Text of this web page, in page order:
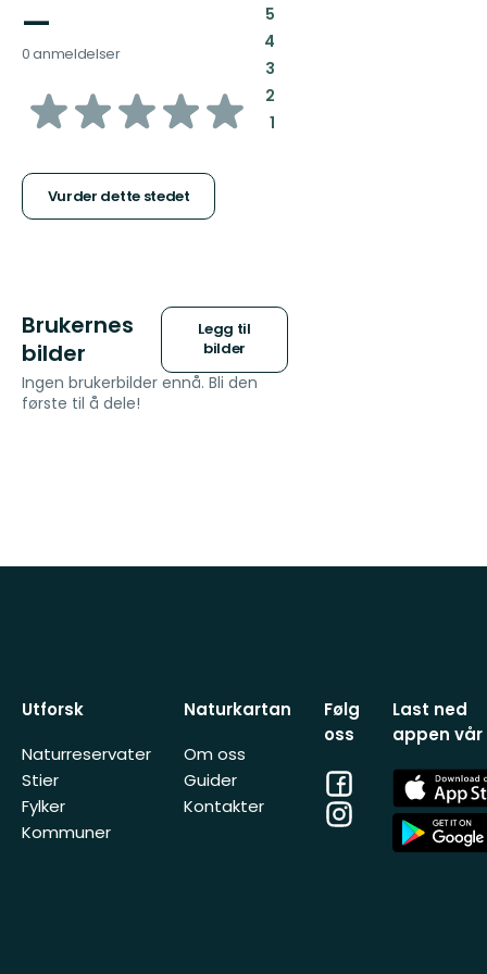
—
0 anmeldelser
av
stjerner
Vurder dette stedet
5:
4:
3:
2:
1:
Brukernes
bilder
Legg til
bilder
Ingen brukerbilder ennå. Bli den
første til å dele!
Utforsk
Naturreservater
Stier
Fylker
Kommuner
Naturkartan
Om oss
Guider
Kontakter
Følg
oss
Facebook
Instagram
Last ned
appen vår
App
Store
App
Store